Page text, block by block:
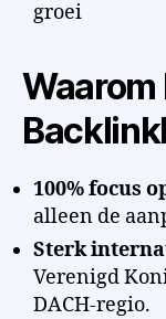
groei
100% focus
alleen de
Sterk
Verenigd
DACH-regio.